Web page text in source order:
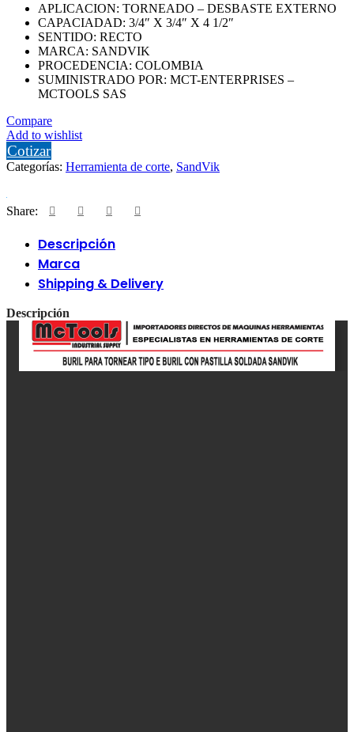
APLICACION: TORNEADO – DESBASTE EXTERNO
CAPACIADAD: 3/4″ X 3/4″ X 4 1/2″
SENTIDO: RECTO
MARCA: SANDVIK
PROCEDENCIA: COLOMBIA
SUMINISTRADO POR: MCT-ENTERPRISES –
MCTOOLS SAS
Compare
Add to wishlist
Cotizar
Categorías: Herramienta de corte, SandVik
Share:
Descripción
Marca
Shipping & Delivery
Descripción